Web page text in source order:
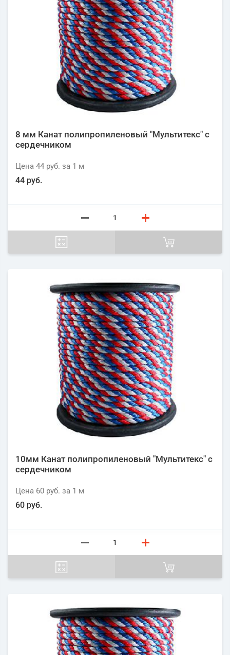
8 мм Канат полипропиленовый "Мультитекс" с
сердечником
Цена 44 руб. за 1 м
44 руб.
10мм Канат полипропиленовый "Мультитекс" с
сердечником
Цена 60 руб. за 1 м
60 руб.